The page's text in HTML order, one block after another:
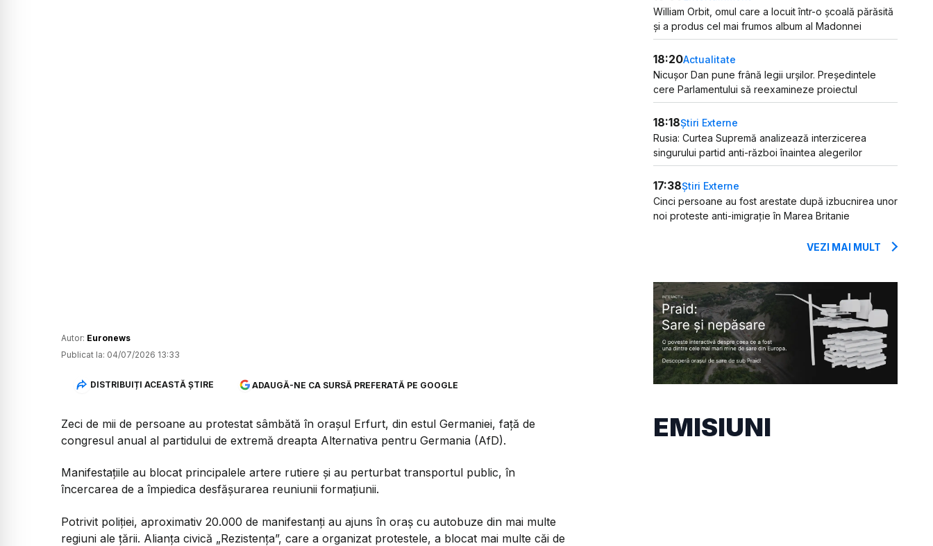
Autor: Euronews
Publicat la: 04/07/2026 13:33
DISTRIBUIȚI ACEASTĂ ȘTIRE ADAUGĂ-NE CA SURSĂ PREFERATĂ PE GOOGLE
Zeci de mii de persoane au protestat sâmbătă în orașul Erfurt, din estul Germaniei, față de
congresul anual al partidului de extremă dreapta Alternativa pentru Germania (AfD).
Manifestațiile au blocat principalele artere rutiere și au perturbat transportul public, în
încercarea de a împiedica desfășurarea reuniunii formațiunii.
Potrivit poliției, aproximativ 20.000 de manifestanți au ajuns în oraș cu autobuze din mai multe
regiuni ale țării. Alianța civică „Rezistența”, care a organizat protestele, a blocat mai multe căi de
William Orbit, omul care a locuit într-o școală părăsită
și a produs cel mai frumos album al Madonnei
18:20Actualitate
Nicușor Dan pune frână legii urșilor. Președintele
cere Parlamentului să reexamineze proiectul
18:18Știri Externe
Rusia: Curtea Supremă analizează interzicerea
singurului partid anti-război înaintea alegerilor
17:38Știri Externe
Cinci persoane au fost arestate după izbucnirea unor
noi proteste anti-imigrație în Marea Britanie
VEZI MAI MULT
EMISIUNI